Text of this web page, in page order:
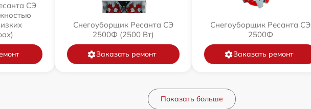
СЭ
Снегоуборщик Ресанта СЭ
2500Ф (2500 Вт)
Заказать ремонт
Снегоуборщик Ресанта СЭ
2500Ф
Заказать ремонт
Показать больше